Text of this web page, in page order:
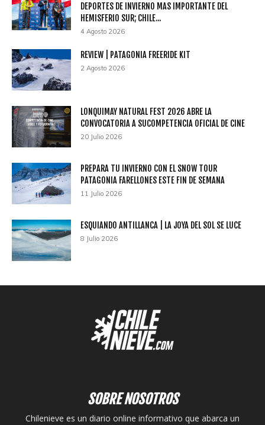
DEPORTES DE INVIERNO MAS IMPORTANTE DEL
HEMISFERIO SUR; CHILE...
4 Agosto 2026
REVIEW | PATAGONIA FREERIDE KIT
2 Agosto 2026
LONQUIMAY NATURAL FEST 2026 ABRE LA
CONVOCATORIA A SUCOMPETENCIA OFICIAL DE CINE
20 Julio 2026
PREPARA TU INVIERNO CON EL SNOW TOUR
PATAGONIA FARELLONES ESTE FIN DE SEMANA
11 Julio 2026
ESQUIANDO ANTILLANCA | LA JOYA DEL SOL SE LUCE
8 Julio 2026
SOBRE NOSOTROS
Chilenieve es un diario online informativo que abarca un